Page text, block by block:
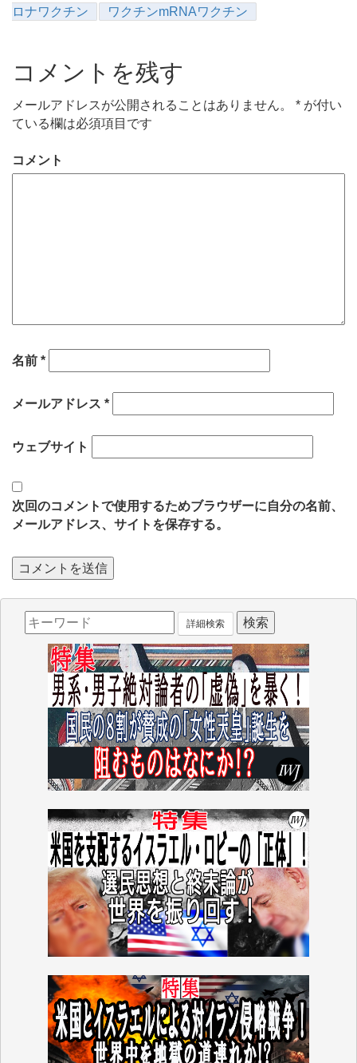
ロナワクチン
ワクチンmRNAワクチン
コメントを残す
メールアドレスが公開されることはありません。 * が付い
ている欄は必須項目です
コメント
名前 *
メールアドレス *
ウェブサイト
次回のコメントで使用するためブラウザーに自分の名前、
メールアドレス、サイトを保存する。
詳細検索